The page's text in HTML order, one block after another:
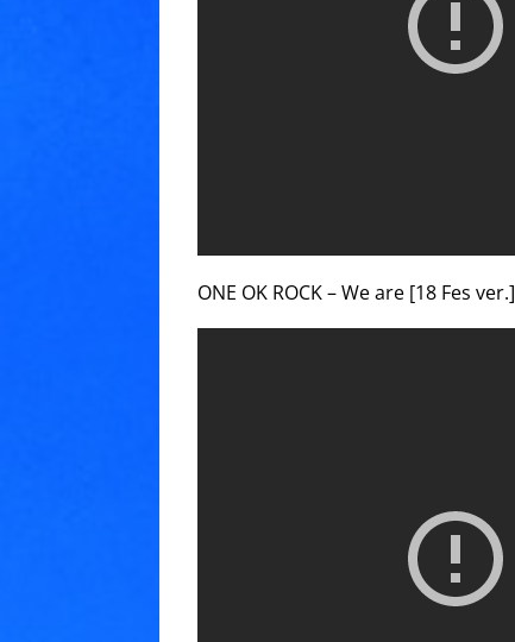
ONE OK ROCK – We are [18 Fes ver.]